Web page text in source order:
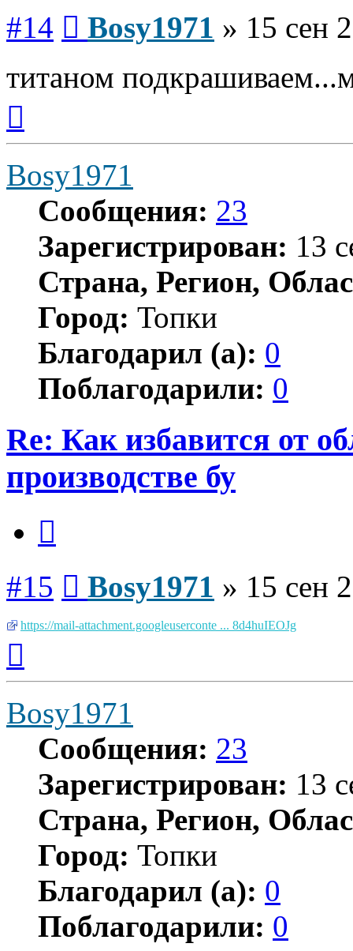
#14 Bosy1971 » 15 сен
титаном
началу
Bosy1971
Сообщения: 23
Зарегистрирован: 13
Страна, Регион,
Город: Топки
Благодарил (а): 0
Поблагодарили: 0
Re: Как избавится от
производстве бу
#15 Bosy1971 » 15 сен
https://mail-attachment.googleuserconte ... 8d4huIEOJg
началу
Bosy1971
Сообщения: 23
Зарегистрирован: 13
Страна, Регион,
Город: Топки
Благодарил (а): 0
Поблагодарили: 0